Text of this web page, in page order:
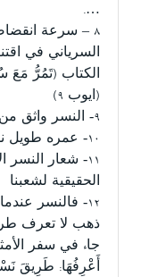
….
٨ – سرعة
السرياني في
الكتاب (تَمُرُّ مَعَ
(ايوب ٩)
٩- النسر واثق من نفسه ومعتد بذاته وشخصيته …
١٠- عمره طويل نسبياً حيث يعمر من ١٤- ٢٠ سنة
١١- شعار النسر
الحقيقية لشعبنا
١٢- فالنسر
ذهب لا تعرف
جاء في سفر
أَعْرِفُهَا: طَرِيقَ